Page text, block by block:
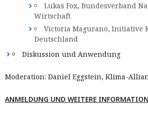
Lukas Fox, Bundesverband
Wirtschaft
Victoria Magurano, Initiative
Deutschland
Diskussion und Anwendung
Moderation: Daniel Eggstein, Klima-
ANMELDUNG UND WEITERE